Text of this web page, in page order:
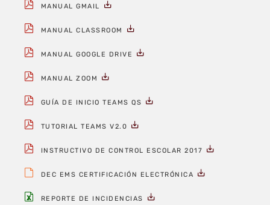
MANUAL GMAIL
MANUAL CLASSROOM
MANUAL GOOGLE DRIVE
MANUAL ZOOM
GUÍA DE INICIO TEAMS QS
TUTORIAL TEAMS V2.0
INSTRUCTIVO DE CONTROL ESCOLAR 2017
DEC EMS CERTIFICACIÓN ELECTRÓNICA
REPORTE DE INCIDENCIAS